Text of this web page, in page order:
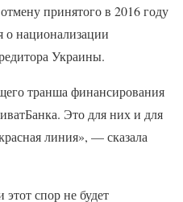
принятого в 2016 году
национализации
Украины.
транша финансирования
Это для них и для
линия», — сказала
спор не будет